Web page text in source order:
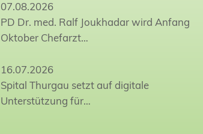
07.08.2026
PD Dr. med. Ralf Joukhadar wird Anfang
Oktober Chefarzt…
16.07.2026
Spital Thurgau setzt auf digitale
Unterstützung für…